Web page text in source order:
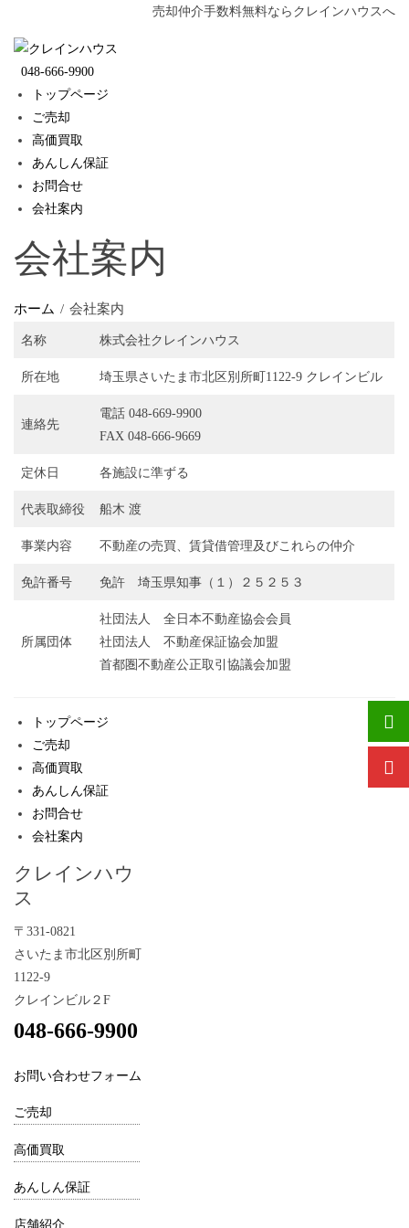
content
売却仲介手数料無料ならクレインハウスへ
048-666-9900
トップページ
ご売却
高価買取
あんしん保証
お問合せ
会社案内
会社案内
ホーム 会社案内
名称 株式会社クレインハウス
所在地 埼玉県さいたま市北区別所町1122-9 クレインビル
連絡先
電話 048-669-9900
FAX 048-666-9669
定休日 各施設に準ずる
代表取締役 船木 渡
事業内容 不動産の売買、賃貸借管理及びこれらの仲介
免許番号 免許 埼玉県知事（１）２５２５３
所属団体
社団法人 全日本不動産協会会員
社団法人 不動産保証協会加盟
首都圏不動産公正取引協議会加盟
トップページ
ご売却
高価買取
あんしん保証
お問合せ
会社案内
クレインハウ
ス
〒331-0821
さいたま市北区別所町
1122-9
クレインビル２F
048-666-9900
お問い合わせフォーム
ご売却
高価買取
あんしん保証
店舗紹介